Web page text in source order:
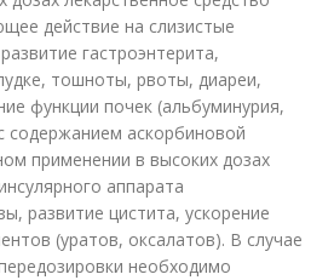
действие на слизистые
гастроэнтерита,
тошноты, рвоты, диареи,
функции почек (альбуминурия,
содержанием аскорбиновой
применении в высоких дозах
аппарата
развитие цистита, ускорение
(уратов, оксалатов). В случае
необходимо